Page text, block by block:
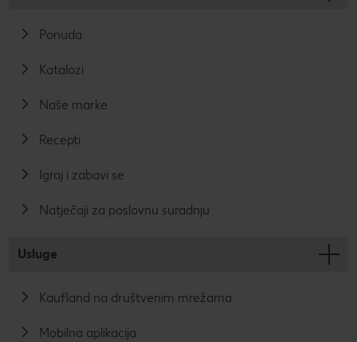
Ponuda
Katalozi
Naše marke
Recepti
Igraj i zabavi se
Natječaji za poslovnu suradnju
Usluge
Kaufland na društvenim mrežama
Mobilna aplikacija